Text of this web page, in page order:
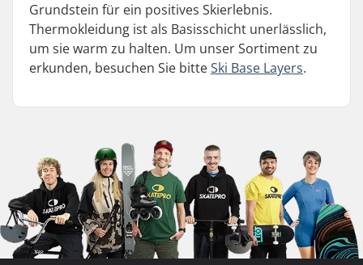
Grundstein für ein positives Skierlebnis.
Thermokleidung ist als Basisschicht unerlässlich,
um sie warm zu halten. Um unser Sortiment zu
erkunden, besuchen Sie bitteSki Base Layers.